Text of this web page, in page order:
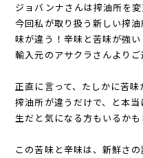
ジョバンナさんは搾油所を変
今回私が取り扱う新しい搾油
味が違う！辛味と苦味が強い
輸入元のアサクラさんよりご
正直に言って、たしかに苦味
搾油所が違うだけで、と本当
生だと気になる方もいるかも
この苦味と辛味は、新鮮さの